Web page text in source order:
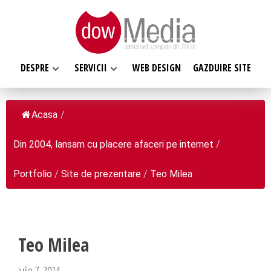
DESPRE SERVICII WEB DESIGN GAZDUIRE SITE
DESPRE NOI
Despre noi
Clientii nostri
SERVICII WEB
Web design
Web Hosting, Gazduire site
Inregistrari, Rezervari domenii
Acasa /
Din 2004, lansam cu placere afaceri pe internet /
Portfolio / Site de prezentare / Teo Milea
Teo Milea